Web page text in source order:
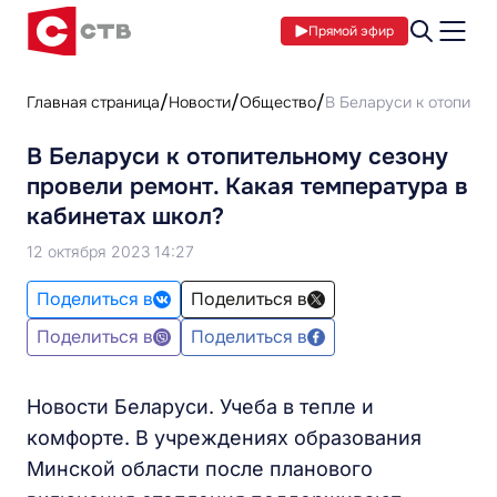
Прямой эфир
Главная страница Новости Общество В Беларуси к
В Беларуси к отопительному сезону
провели ремонт. Какая температура в
кабинетах школ?
12 октября 2023 14:27
Поделиться в
Поделиться в
Поделиться в
Поделиться в
Новости Беларуси. Учеба в тепле и
комфорте. В учреждениях образования
Минской области после планового